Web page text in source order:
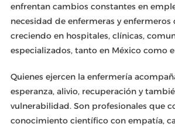
enfrentan cambios constantes en
necesidad de enfermeras y enfermeros
creciendo en hospitales, clínicas,
especializados, tanto en México como
Quienes ejercen la enfermería
esperanza, alivio, recuperación y
vulnerabilidad. Son profesionales que
conocimiento científico con empatía,